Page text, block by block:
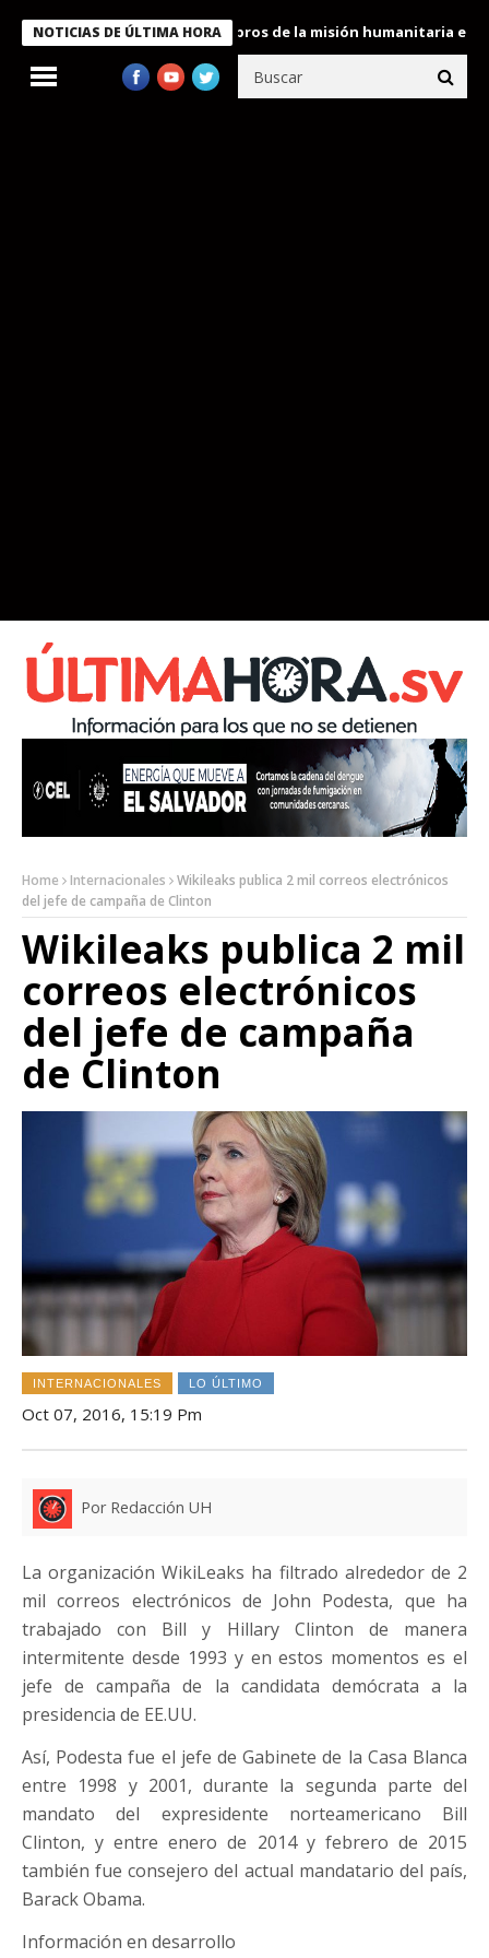
NOTICIAS DE ÚLTIMA HORA
Bukele condecora a miembros de la misión humanitaria enviada
Home Internacionales
Wikileaks publica 2 mil correos electrónicos
del jefe de campaña de Clinton
Wikileaks publica 2 mil
correos electrónicos
del jefe de campaña
de Clinton
INTERNACIONALES LO ÚLTIMO
Oct 07, 2016, 15:19 Pm
Por Redacción UH
La organización WikiLeaks ha filtrado alrededor de 2
mil correos electrónicos de John Podesta, que ha
trabajado con Bill y Hillary Clinton de manera
intermitente desde 1993 y en estos momentos es el
jefe de campaña de la candidata demócrata a la
presidencia de EE.UU.
Así, Podesta fue el jefe de Gabinete de la Casa Blanca
entre 1998 y 2001, durante la segunda parte del
mandato del expresidente norteamericano Bill
Clinton, y entre enero de 2014 y febrero de 2015
también fue consejero del actual mandatario del país,
Barack Obama.
Información en desarrollo